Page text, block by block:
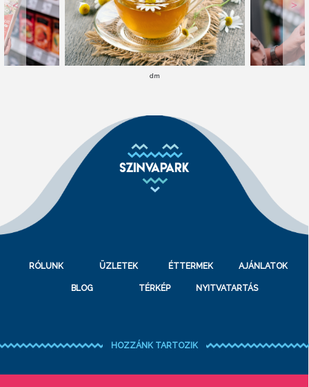
dm
RÓLUNK ÜZLETEK ÉTTERMEK AJÁNLATOK
BLOG TÉRKÉP NYITVATARTÁS
HOZZÁNK TARTOZIK